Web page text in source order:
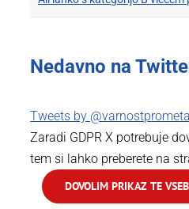
Nedavno na
Tweets by @varnostprometa
Zaradi GDPR X potrebuje
tem si lahko preberete na
DOVOLIM PRIKAZ TE